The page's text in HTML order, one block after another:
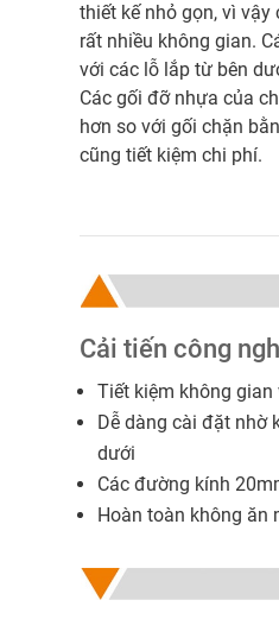
thiết kế nhỏ gọn, vì
rất nhiều không gian.
với các lỗ lắp từ bên
Các gối đỡ nhựa của
hơn so với gối chặn
cũng tiết kiệm chi phí.
Cải tiến công
Tiết kiệm không gian
Dễ dàng cài đặt nhờ
dưới
Các đường kính
Hoàn toàn không ăn